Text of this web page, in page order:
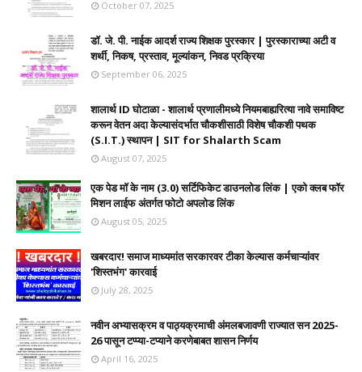
October 07, 2025
डॉ. जे. पी. नाईक आदर्श राज्य शिक्षक पुरस्कार | पुरस्काराच्या अटी व
शर्थी, निकष, प्रस्ताव, मूल्यांकन, निवड प्रक्रिया
September 06, 2025
शालार्थ ID घोटाळा - शालार्थ प्रणालीमध्ये नियमबाह्यरित्या नावे समाविष्ट
करून वेतन अदा केल्यासंदर्भात चौकशीसाठी विशेष चौकशी पथक
(S.I.T.) स्थापन | SIT for Shalarth Scam
August 07, 2025
एक पेड मॉ के नाम (3.0) सर्टिफिकेट डाउनलोड लिंक | एको क्लब फॉर
मिशन लाईफ अंतर्गत फोटो अपलोड लिंक
August 05, 2025
खबरदार! समाज माध्यमांत सरकारवर टीका केल्यास कर्मचाऱ्यांवर
'शिस्तभंग' कारवाई
July 28, 2025
नवीन अभ्यासक्रम व पाठ्यक्रमाची अंमलबजावणी राज्यात सन 2025-
26 पासून टप्प्या-टप्याने करणेबाबत शासन निर्णय
April 16, 2025